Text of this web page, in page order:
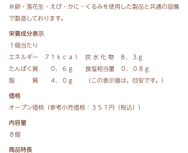
※卵・落花生・えび・かに・くるみを使用した製品と共通の設備
で製造しております。
栄養成分表示
１個当たり
エネルギー ７１ｋｃａｌ 炭 水 化 物 ８．３ｇ
たんぱく質 ０．６ｇ 食塩相当量 ０．０８ｇ
脂 質 ４．０ｇ （この表示値は、目安です。）
価格
オープン価格（参考小売価格：３５１円（税込））
内容量
８個
商品特長